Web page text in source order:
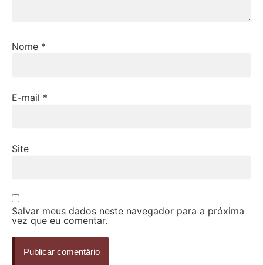
Nome *
E-mail *
Site
Salvar meus dados neste navegador para a próxima
vez que eu comentar.